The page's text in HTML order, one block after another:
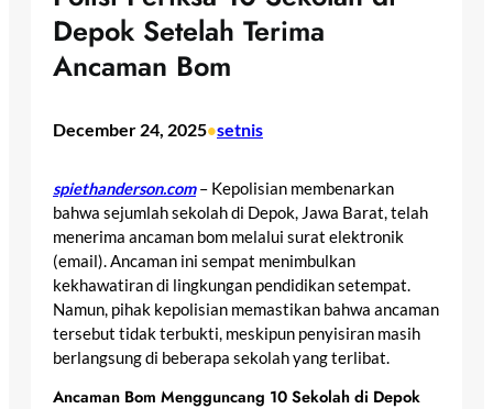
Depok Setelah Terima
Ancaman Bom
December 24, 2025•setnis
spiethanderson.com– Kepolisian membenarkan
bahwa sejumlah sekolah di Depok, Jawa Barat, telah
menerima ancaman bom melalui surat elektronik
(email). Ancaman ini sempat menimbulkan
kekhawatiran di lingkungan pendidikan setempat.
Namun, pihak kepolisian memastikan bahwa ancaman
tersebut tidak terbukti, meskipun penyisiran masih
berlangsung di beberapa sekolah yang terlibat.
Ancaman Bom Mengguncang 10 Sekolah di Depok